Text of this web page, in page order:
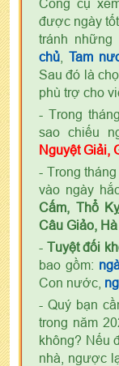
Công cụ
được ngày
tránh
chủ
Tam
Sau đó là
phù trợ cho
- Trong
sao chiếu
Nguyệt Giải,
- Trong
vào ngày
Cấm, Thổ
Câu Giảo,
- Tuyệt đối
bao gồm:
Con nước,
- Quý bạn
trong năm
không? Nếu
nhà, ngược